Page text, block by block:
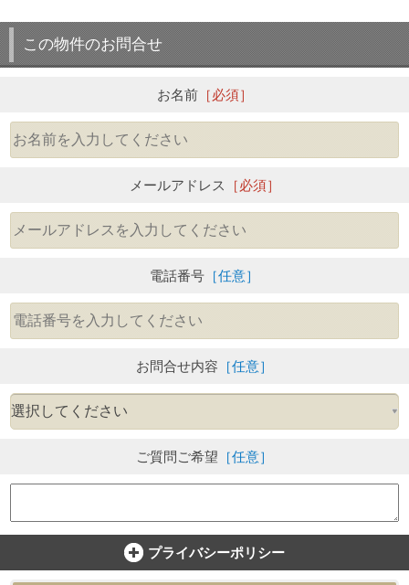
この物件のお問合せ
お名前［必須］
メールアドレス ［必須］
電話番号 ［任意］
お問合せ内容 ［任意］
ご質問ご希望 ［任意］
プライバシーポリシー